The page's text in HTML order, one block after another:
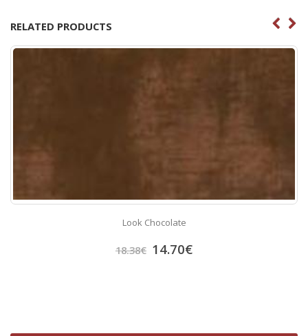
RELATED PRODUCTS
Look Chocolate
18.38€ 14.70€